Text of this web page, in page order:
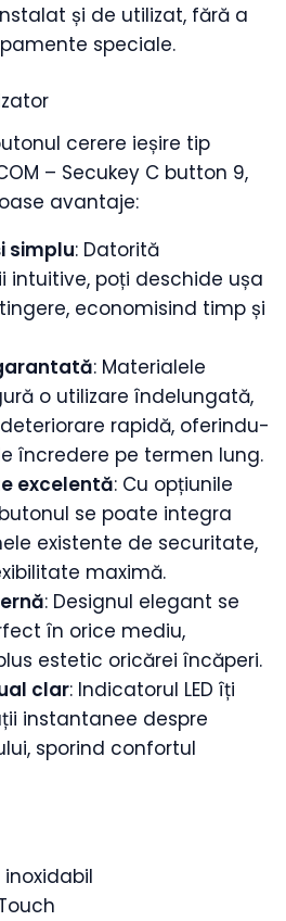
și de utilizat, fără a
speciale.
cerere ieșire tip
– Secukey C button 9,
avantaje:
simplu: Datorită
intuitive, poți deschide ușa
economisind timp și
: Materialele
o utilizare îndelungată,
rapidă, oferindu-
încredere pe termen lung.
excelentă: Cu opțiunile
se poate integra
existente de securitate,
maximă.
: Designul elegant se
în orice mediu,
estetic oricărei încăperi.
clar: Indicatorul LED îți
instantanee despre
sporind confortul
inoxidabil